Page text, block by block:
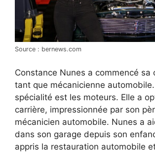
Source : bernews.com
Constance Nunes a commencé sa
tant que mécanicienne
spécialité est les moteurs. Elle a
carrière, impressionnée par son
mécanicien automobile. Nunes a
dans son garage depuis son
appris la restauration automobile